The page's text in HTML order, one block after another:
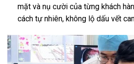
mặt và nụ cười của từng khách
cách tự nhiên, không lộ dấu vết